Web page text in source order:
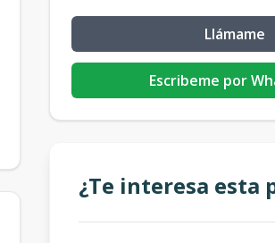
Llámame
Escribeme por
¿Te interesa esta